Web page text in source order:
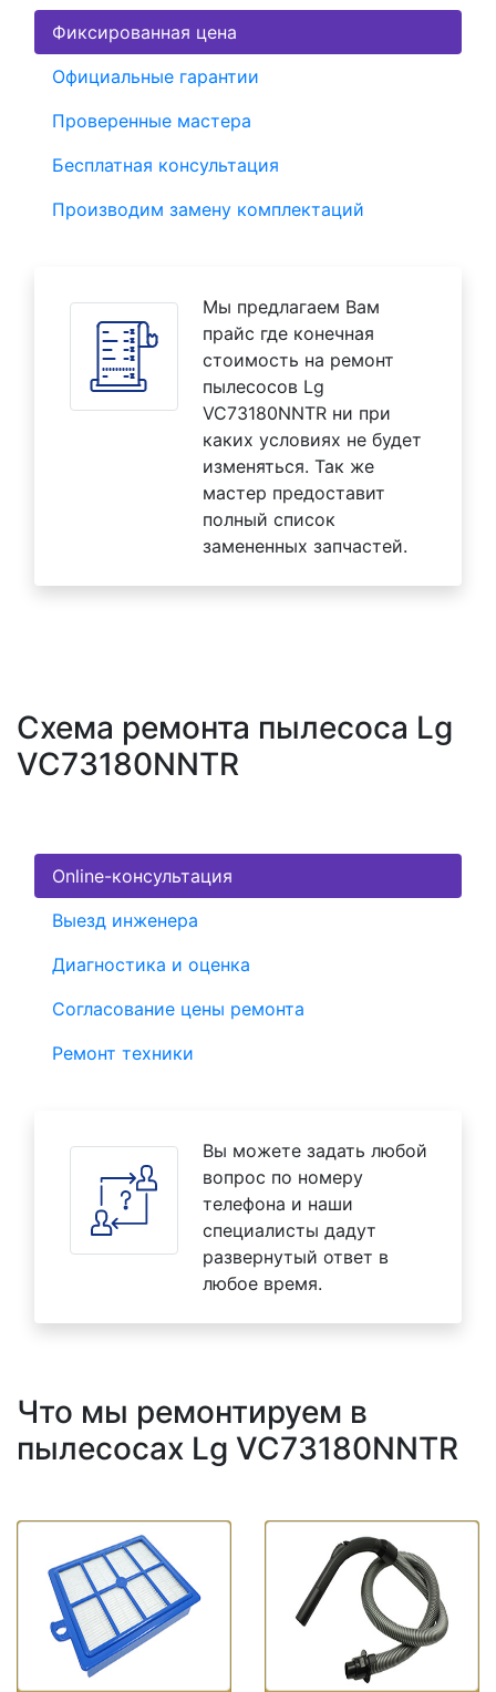
Фиксированная цена
Официальные гарантии
Проверенные мастера
Бесплатная консультация
Производим замену комплектаций
Мы предлагаем Вам
прайс где конечная
стоимость на ремонт
пылесосов Lg
VC73180NNTR ни при
каких условиях не будет
изменяться. Так же
мастер предоставит
полный список
замененных запчастей.
Схема ремонта пылесоса Lg
VC73180NNTR
Online-консультация
Выезд инженера
Диагностика и оценка
Согласование цены ремонта
Ремонт техники
Вы можете задать любой
вопрос по номеру
телефона и наши
специалисты дадут
развернутый ответ в
любое время.
Что мы ремонтируем в
пылесосах Lg VC73180NNTR